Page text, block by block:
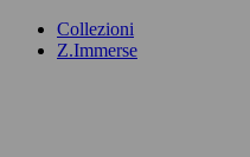
Collezioni
Z.Immerse